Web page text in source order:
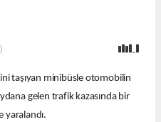
taşıyan minibüsle otomobilin
gelen trafik kazasında bir
yaralandı.